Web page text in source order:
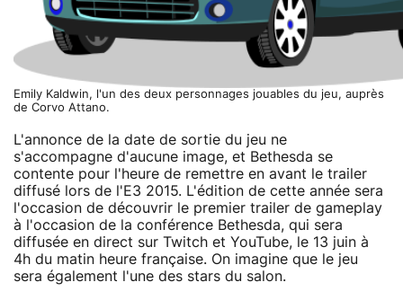
Emily Kaldwin, l'un des deux personnages jouables du jeu, auprès
de Corvo Attano.
L'annonce de la date de sortie du jeu ne
s'accompagne d'aucune image, et Bethesda se
contente pour l'heure de remettre en avant le trailer
diffusé lors de l'E3 2015. L'édition de cette année sera
l'occasion de découvrir le premier trailer de gameplay
à l'occasion de la conférence Bethesda, qui sera
diffusée en direct sur Twitch et YouTube, le 13 juin à
4h du matin heure française. On imagine que le jeu
sera également l'une des stars du salon.